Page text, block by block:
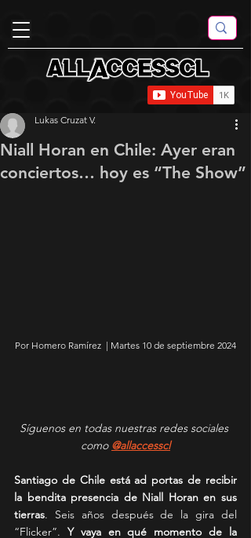
Niall Horan en Chile: Ayer eran
conciertos… hoy es “The Show”
Lukas Cruzat V.
Por Homero Ramírez  | Martes 10 de septiembre 2024
Síguenos en todas nuestras redes sociales
como @allaccesscl
Santiago de Chile está ad portas de recibir
la bendita presencia de Niall Horan en sus
tierras. Seis años después de la gira del
“Flicker”. Y vaya en qué momento de la